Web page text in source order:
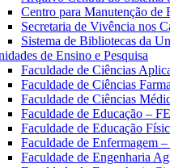
Centro para Manutenção
Secretaria de Vivência nos
Sistema de Bibliotecas da
de Ensino e Pesquisa
Faculdade de Ciências
Faculdade de Ciências
Faculdade de Ciências
Faculdade de Educação – FE
Faculdade de Educação
Faculdade de Enfermagem
Faculdade de Engenharia